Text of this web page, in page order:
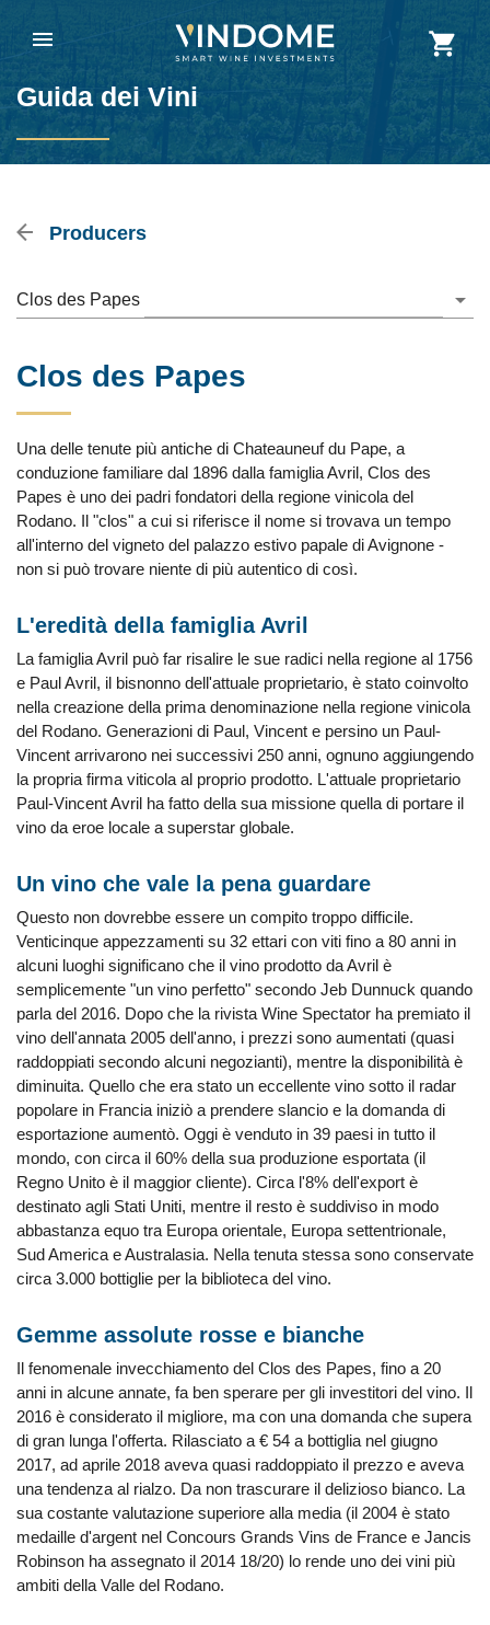
Guida dei Vini
Producers
Clos des Papes
Clos des Papes
Una delle tenute più antiche di Chateauneuf du Pape, a
conduzione familiare dal 1896 dalla famiglia Avril, Clos des
Papes è uno dei padri fondatori della regione vinicola del
Rodano. Il "clos" a cui si riferisce il nome si trovava un tempo
all'interno del vigneto del palazzo estivo papale di Avignone -
non si può trovare niente di più autentico di così.
L'eredità della famiglia Avril
La famiglia Avril può far risalire le sue radici nella regione al 1756
e Paul Avril, il bisnonno dell'attuale proprietario, è stato coinvolto
nella creazione della prima denominazione nella regione vinicola
del Rodano. Generazioni di Paul, Vincent e persino un Paul-
Vincent arrivarono nei successivi 250 anni, ognuno aggiungendo
la propria firma viticola al proprio prodotto. L'attuale proprietario
Paul-Vincent Avril ha fatto della sua missione quella di portare il
vino da eroe locale a superstar globale.
Un vino che vale la pena guardare
Questo non dovrebbe essere un compito troppo difficile.
Venticinque appezzamenti su 32 ettari con viti fino a 80 anni in
alcuni luoghi significano che il vino prodotto da Avril è
semplicemente "un vino perfetto" secondo Jeb Dunnuck quando
parla del 2016. Dopo che la rivista Wine Spectator ha premiato il
vino dell'annata 2005 dell'anno, i prezzi sono aumentati (quasi
raddoppiati secondo alcuni negozianti), mentre la disponibilità è
diminuita. Quello che era stato un eccellente vino sotto il radar
popolare in Francia iniziò a prendere slancio e la domanda di
esportazione aumentò. Oggi è venduto in 39 paesi in tutto il
mondo, con circa il 60% della sua produzione esportata (il
Regno Unito è il maggior cliente). Circa l'8% dell'export è
destinato agli Stati Uniti, mentre il resto è suddiviso in modo
abbastanza equo tra Europa orientale, Europa settentrionale,
Sud America e Australasia. Nella tenuta stessa sono conservate
circa 3.000 bottiglie per la biblioteca del vino.
Gemme assolute rosse e bianche
Il fenomenale invecchiamento del Clos des Papes, fino a 20
anni in alcune annate, fa ben sperare per gli investitori del vino. Il
2016 è considerato il migliore, ma con una domanda che supera
di gran lunga l'offerta. Rilasciato a € 54 a bottiglia nel giugno
2017, ad aprile 2018 aveva quasi raddoppiato il prezzo e aveva
una tendenza al rialzo. Da non trascurare il delizioso bianco. La
sua costante valutazione superiore alla media (il 2004 è stato
medaille d'argent nel Concours Grands Vins de France e Jancis
Robinson ha assegnato il 2014 18/20) lo rende uno dei vini più
ambiti della Valle del Rodano.